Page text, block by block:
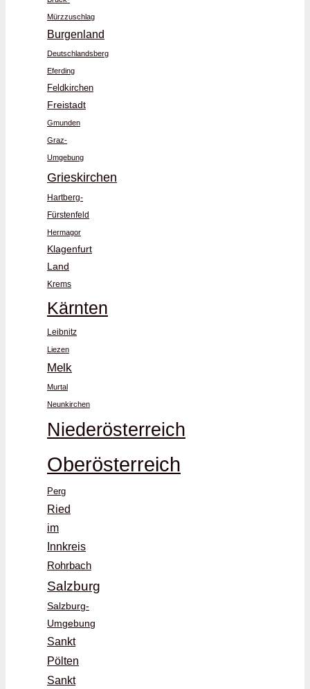
Mürzzuschlag
Burgenland
Deutschlandsberg
Eferding
Feldkirchen
Freistadt
Gmunden
Graz-
Umgebung
Grieskirchen
Hartberg-
Fürstenfeld
Hermagor
Klagenfurt
Land
Krems
Kärnten
Leibnitz
Liezen
Melk
Murtal
Neunkirchen
Niederösterreich
Oberösterreich
Perg
Ried
im
Innkreis
Rohrbach
Salzburg
Salzburg-
Umgebung
Sankt
Pölten
Sankt